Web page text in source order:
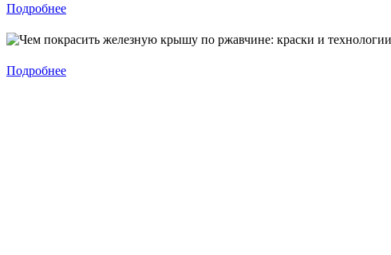
Подробнее
Подробнее